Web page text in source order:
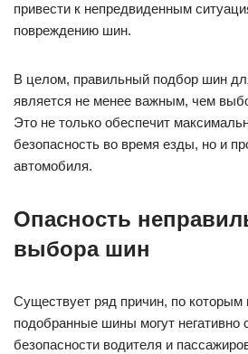
привести к непредвиденным
повреждению шин.
В целом, правильный подбор шин
является не менее важным, чем
Это не только обеспечит
безопасность во время езды, но и
автомобиля.
Опасность
выбора шин
Существует ряд причин, по которым
подобранные шины могут негативно
безопасности водителя и